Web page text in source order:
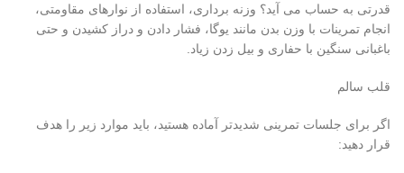
قدرتی به حساب می آید؟ وزنه برداری، استفاده از نوارهای مقاومتی،
انجام تمرینات با وزن بدن مانند یوگا، فشار دادن و دراز کشیدن و حتی
باغبانی سنگین با حفاری و بیل زدن زیاد.
قلب سالم
اگر برای جلسات تمرینی شدیدتر آماده هستید، باید موارد زیر را هدف
قرار دهید: